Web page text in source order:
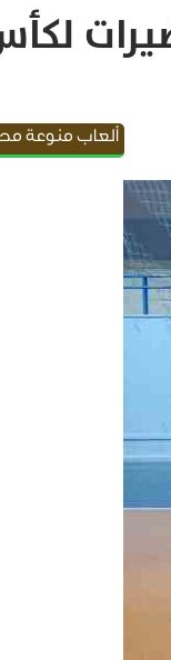
ألعاب منوعة